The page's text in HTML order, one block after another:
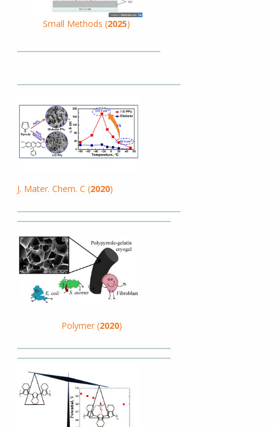
Small Methods (2025)
J. Mater. Chem. C (2020)
Polymer (2020)